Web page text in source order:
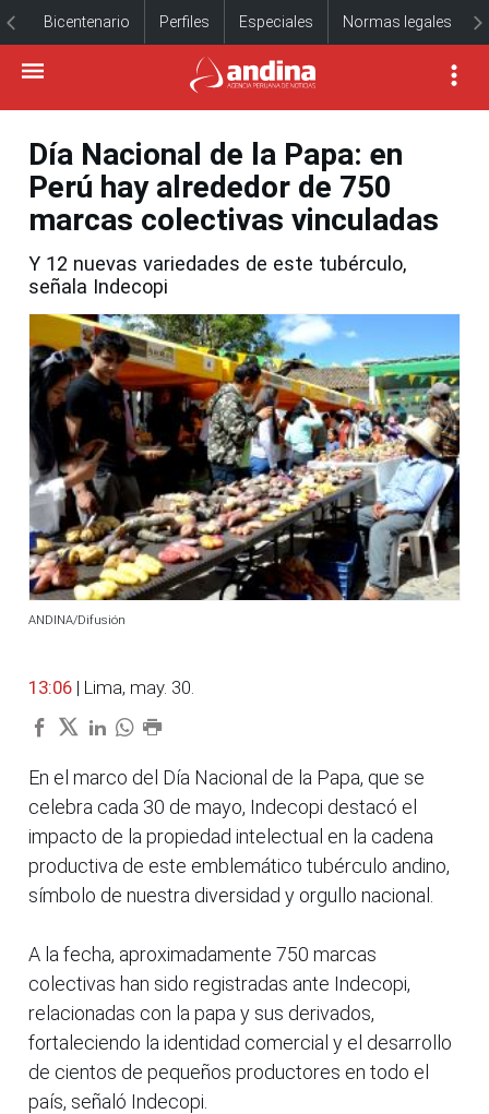
Bicentenario Perfiles Especiales Normas legales
Día Nacional de la Papa: en
Perú hay alrededor de 750
marcas colectivas vinculadas
Y 12 nuevas variedades de este tubérculo,
señala Indecopi
ANDINA/Difusión
13:06 | Lima, may. 30.
En el marco del Día Nacional de la Papa, que se
celebra cada 30 de mayo, Indecopi destacó el
impacto de la propiedad intelectual en la cadena
productiva de este emblemático tubérculo andino,
símbolo de nuestra diversidad y orgullo nacional.
A la fecha, aproximadamente 750 marcas
colectivas han sido registradas ante Indecopi,
relacionadas con la papa y sus derivados,
fortaleciendo la identidad comercial y el desarrollo
de cientos de pequeños productores en todo el
país, señaló Indecopi.